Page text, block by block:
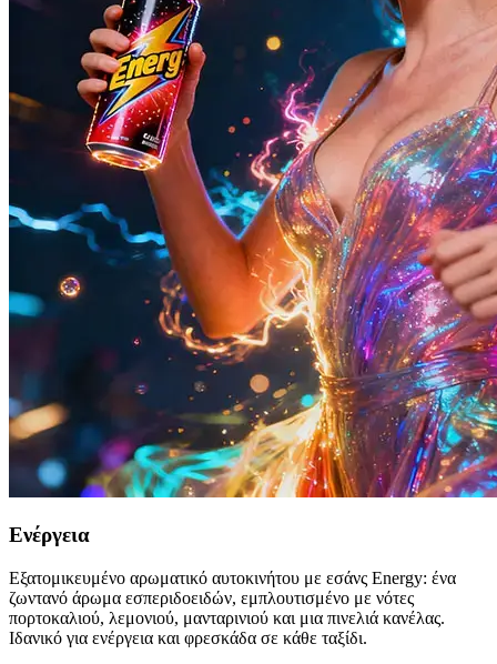
Ενέργεια
Εξατομικευμένο αρωματικό αυτοκινήτου με εσάνς Energy: ένα
ζωντανό άρωμα εσπεριδοειδών, εμπλουτισμένο με νότες
πορτοκαλιού, λεμονιού, μανταρινιού και μια πινελιά κανέλας.
Ιδανικό για ενέργεια και φρεσκάδα σε κάθε ταξίδι.